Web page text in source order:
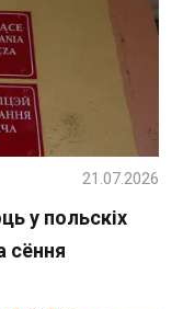
у польскіх
сёння
21.07.2026